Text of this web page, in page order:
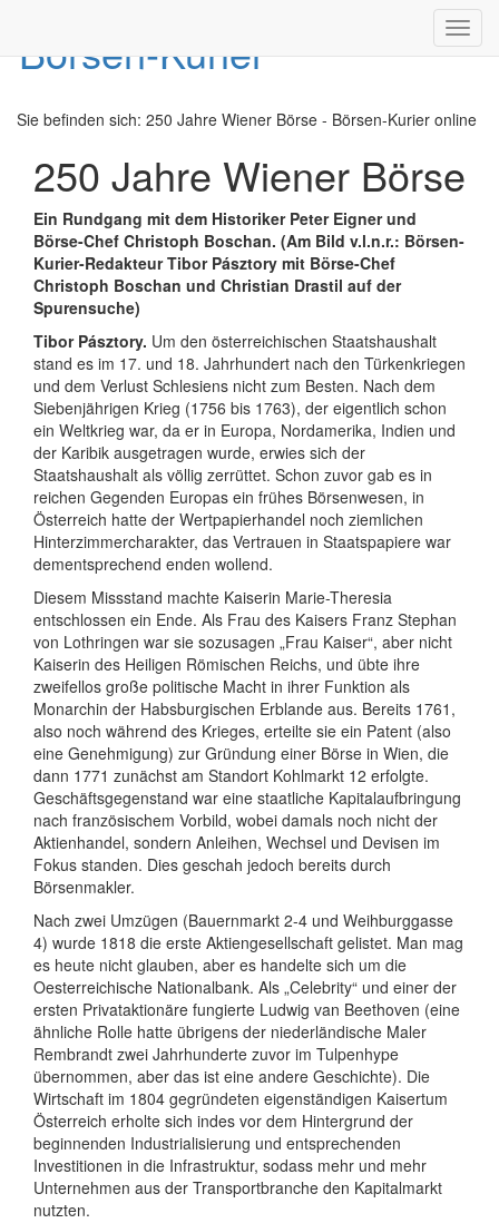
Sie befinden sich: 250 Jahre Wiener Börse - Börsen-Kurier online
250 Jahre Wiener Börse
Ein Rundgang mit dem Historiker Peter Eigner und
Börse-Chef Christoph Boschan. (Am Bild v.l.n.r.: Börsen-
Kurier-Redakteur Tibor Pásztory mit Börse-Chef
Christoph Boschan und Christian Drastil auf der
Spurensuche)
Tibor Pásztory. Um den österreichischen Staatshaushalt
stand es im 17. und 18. Jahrhundert nach den Türkenkriegen
und dem Verlust Schlesiens nicht zum Besten. Nach dem
Siebenjährigen Krieg (1756 bis 1763), der eigentlich schon
ein Weltkrieg war, da er in Europa, Nordamerika, Indien und
der Karibik ausgetragen wurde, erwies sich der
Staatshaushalt als völlig zerrüttet. Schon zuvor gab es in
reichen Gegenden Europas ein frühes Börsenwesen, in
Österreich hatte der Wertpapierhandel noch ziemlichen
Hinterzimmercharakter, das Vertrauen in Staatspapiere war
dementsprechend enden wollend.
Diesem Missstand machte Kaiserin Marie-Theresia
entschlossen ein Ende. Als Frau des Kaisers Franz Stephan
von Lothringen war sie sozusagen „Frau Kaiser“, aber nicht
Kaiserin des Heiligen Römischen Reichs, und übte ihre
zweifellos große politische Macht in ihrer Funktion als
Monarchin der Habsburgischen Erblande aus. Bereits 1761,
also noch während des Krieges, erteilte sie ein Patent (also
eine Genehmigung) zur Gründung einer Börse in Wien, die
dann 1771 zunächst am Standort Kohlmarkt 12 erfolgte.
Geschäftsgegenstand war eine staatliche Kapitalaufbringung
nach französischem Vorbild, wobei damals noch nicht der
Aktienhandel, sondern Anleihen, Wechsel und Devisen im
Fokus standen. Dies geschah jedoch bereits durch
Börsenmakler.
Nach zwei Umzügen (Bauernmarkt 2-4 und Weihburggasse
4) wurde 1818 die erste Aktiengesellschaft gelistet. Man mag
es heute nicht glauben, aber es handelte sich um die
Oesterreichische Nationalbank. Als „Celebrity“ und einer der
ersten Privataktionäre fungierte Ludwig van Beethoven (eine
ähnliche Rolle hatte übrigens der niederländische Maler
Rembrandt zwei Jahrhunderte zuvor im Tulpenhype
übernommen, aber das ist eine andere Geschichte). Die
Wirtschaft im 1804 gegründeten eigenständigen Kaisertum
Österreich erholte sich indes vor dem Hintergrund der
beginnenden Industrialisierung und entsprechenden
Investitionen in die Infrastruktur, sodass mehr und mehr
Unternehmen aus der Transportbranche den Kapitalmarkt
nutzten.